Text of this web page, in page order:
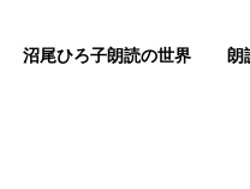
沼尾ひろ子朗読の世界 朗